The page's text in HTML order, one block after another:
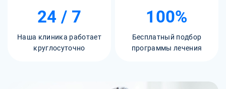
24 / 7
Наша клиника работает
круглосуточно
100%
Бесплатный подбор
программы лечения